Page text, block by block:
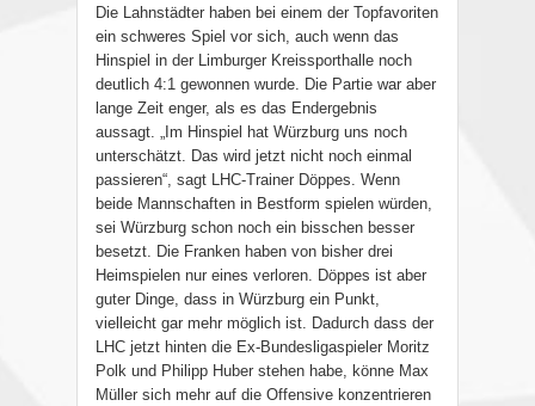
Die Lahnstädter haben bei einem der Topfavoriten
ein schweres Spiel vor sich, auch wenn das
Hinspiel in der Limburger Kreissporthalle noch
deutlich 4:1 gewonnen wurde. Die Partie war aber
lange Zeit enger, als es das Endergebnis
aussagt. „Im Hinspiel hat Würzburg uns noch
unterschätzt. Das wird jetzt nicht noch einmal
passieren“, sagt LHC-Trainer Döppes. Wenn
beide Mannschaften in Bestform spielen würden,
sei Würzburg schon noch ein bisschen besser
besetzt. Die Franken haben von bisher drei
Heimspielen nur eines verloren. Döppes ist aber
guter Dinge, dass in Würzburg ein Punkt,
vielleicht gar mehr möglich ist. Dadurch dass der
LHC jetzt hinten die Ex-Bundesligaspieler Moritz
Polk und Philipp Huber stehen habe, könne Max
Müller sich mehr auf die Offensive konzentrieren